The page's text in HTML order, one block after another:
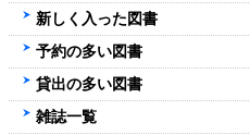
新しく入った図書
予約の多い図書
貸出の多い図書
雑誌一覧